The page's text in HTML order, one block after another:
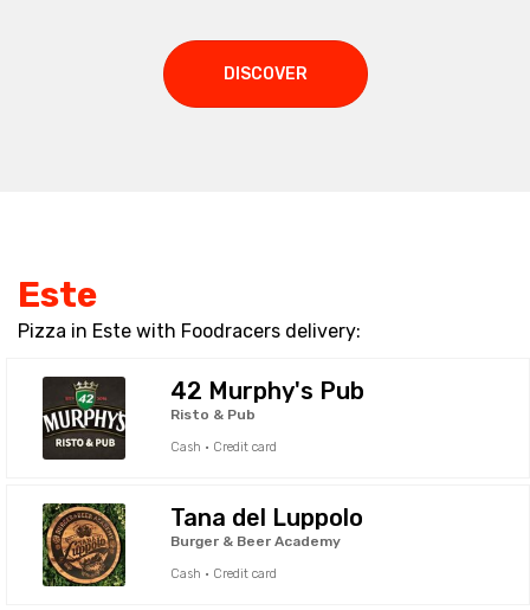
DISCOVER
Este
Pizza in Este with Foodracers delivery:
42 Murphy's Pub
Risto & Pub
Cash · Credit card
Tana del Luppolo
Burger & Beer Academy
Cash · Credit card